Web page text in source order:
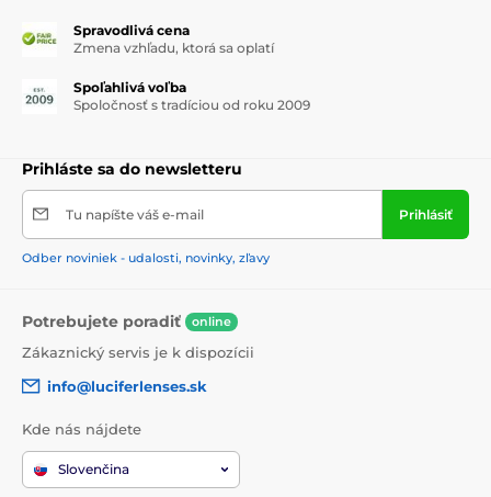
Spravodlivá cena
Zmena vzhľadu, ktorá sa oplatí
Spoľahlivá voľba
Spoločnosť s tradíciou od roku 2009
Prihláste sa do newsletteru
Tu napíšte váš e-mail Prihlásiť
Odber noviniek - udalosti, novinky, zľavy
Potrebujete poradiť online
Zákaznický servis je k dispozícii
info@luciferlenses.sk
Kde nás nájdete
Slovenčina